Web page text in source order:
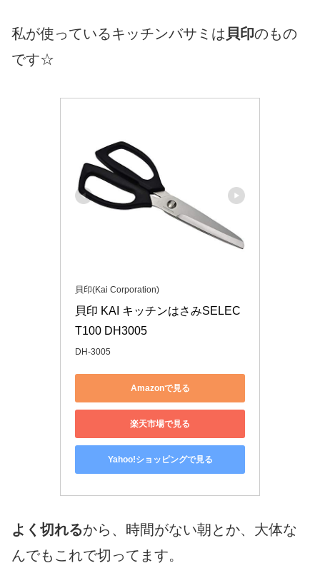
私が使っているキッチンバサミは 貝印のもの
です☆
貝印(Kai Corporation)
貝印 KAI キッチンはさみSELEC
T100 DH3005
DH-3005
Amazonで見る
楽天市場で見る
Yahoo!ショッピングで見る
よく切れるから、時間がない朝とか、大体な
んでもこれで切ってます。